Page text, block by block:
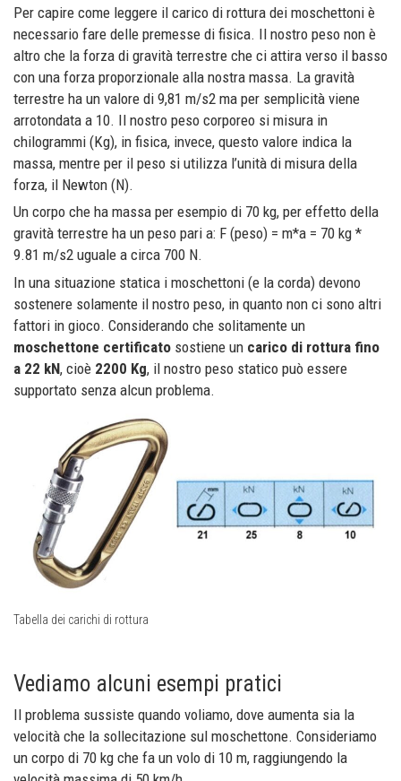
Per capire come leggere il carico di rottura dei moschettoni è
necessario fare delle premesse di fisica. Il nostro peso non è
altro che la forza di gravità terrestre che ci attira verso il basso
con una forza proporzionale alla nostra massa. La gravità
terrestre ha un valore di 9,81 m/s2 ma per semplicità viene
arrotondata a 10. Il nostro peso corporeo si misura in
chilogrammi (Kg), in fisica, invece, questo valore indica la
massa, mentre per il peso si utilizza l’unità di misura della
forza, il Newton (N).
Un corpo che ha massa per esempio di 70 kg, per effetto della
gravità terrestre ha un peso pari a: F (peso) = m*a = 70 kg *
9.81 m/s2 uguale a circa 700 N.
In una situazione statica i moschettoni (e la corda) devono
sostenere solamente il nostro peso, in quanto non ci sono altri
fattori in gioco. Considerando che solitamente un
moschettone certificato sostiene un carico di rottura fino
a 22 kN, cioè 2200 Kg, il nostro peso statico può essere
supportato senza alcun problema.
Tabella dei carichi di rottura
Vediamo alcuni esempi pratici
Il problema sussiste quando voliamo, dove aumenta sia la
velocità che la sollecitazione sul moschettone. Consideriamo
un corpo di 70 kg che fa un volo di 10 m, raggiungendo la